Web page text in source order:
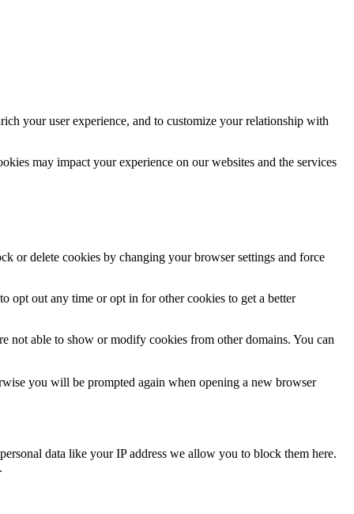
your user experience, and to customize your relationship with
may impact your experience on our websites and the services
or delete cookies by changing your browser settings and force
opt out any time or opt in for other cookies to get a better
not able to show or modify cookies from other domains. You can
you will be prompted again when opening a new browser
data like your IP address we allow you to block them here.